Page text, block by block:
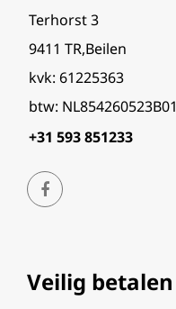
Terhorst 3
9411 TR,Beilen
kvk: 61225363
btw: NL854260523B01
+31 593 851233
Veilig betalen